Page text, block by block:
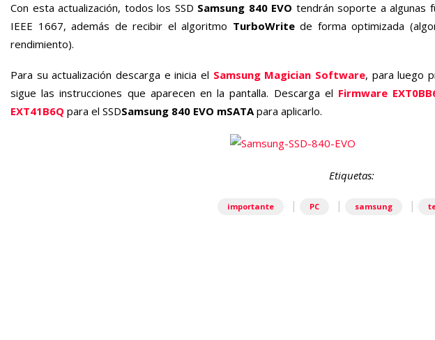
Con esta actualización, todos los SSD Samsung 840 EVO tendrán soporte a algunas
IEEE 1667, además de recibir el algoritmo TurboWritede forma optimizada
rendimiento).
Para su actualización descarga e inicia el Samsung Magician Software, para luego
sigue las instrucciones que aparecen en la pantalla. Descarga el Firmware
EXT41B6Q para el SSDSamsung 840 EVO mSATApara aplicarlo.
Etiquetas:
importante | PC | samsung |